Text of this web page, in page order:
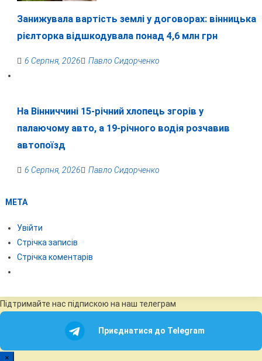
Занижувала вартість землі у договорах: вінницька
рієлторка відшкодувала понад 4,6 млн грн
6 Серпня, 2026 Павло Сидорченко
На Вінниччині 15-річний хлопець згорів у
палаючому авто, а 19-річного водія розчавив
автопоїзд
6 Серпня, 2026 Павло Сидорченко
МЕТА
Увійти
Стрічка записів
Стрічка коментарів
Підтримайте нас підпискою на наш телеграм
Приєднатися до Telegram
×